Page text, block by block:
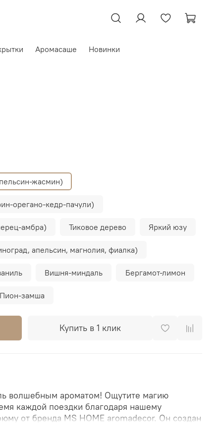
Аромасаше Новинки
жасмин)
орегано-кедр-пачули)
амбра) Тиковое дерево Яркий юзу
апельсин, магнолия, фиалка)
Вишня-миндаль Бергамот-лимон
Пион-замша
Купить в 1 клик
волшебным ароматом! Ощутите магию
каждой поездки благодаря нашему
от бренда MS HOME aromadecor. Он создан
окутать ваш автомобиль уникальной
ему индивидуальность и стиль. В основе